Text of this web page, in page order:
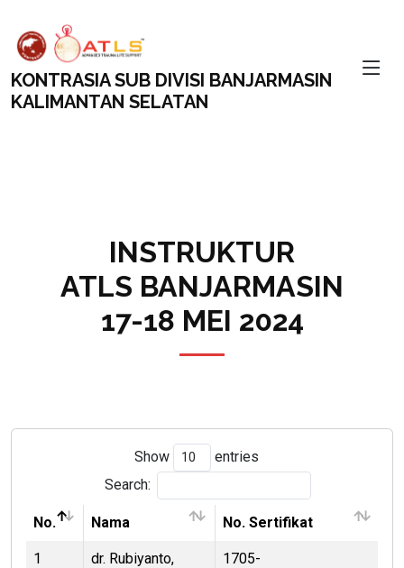
KONTRASIA SUB DIVISI BANJARMASIN
KALIMANTAN SELATAN
INSTRUKTUR
ATLS BANJARMASIN
17-18 MEI 2024
Show
entries
Search:
No. Nama No. Sertifikat
1
dr. Rubiyanto,
1705-